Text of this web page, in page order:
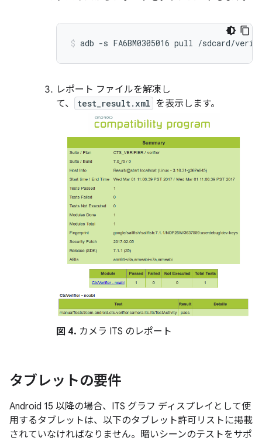
レポート ファイルを解凍し
て、
test_result.xml を表示します。
図 4. カメラ ITS のレポート
タブレットの要件
Android 15 以降の場合、ITS グラフ ディスプレイとして使
用するタブレットは、以下のタブレット許可リストに掲載
されていなければなりません。暗いシーンのテストをサポ